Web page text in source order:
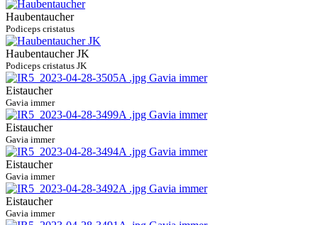
Haubentaucher
Podiceps cristatus
Haubentaucher JK
Podiceps cristatus JK
Eistaucher
Gavia immer
Eistaucher
Gavia immer
Eistaucher
Gavia immer
Eistaucher
Gavia immer